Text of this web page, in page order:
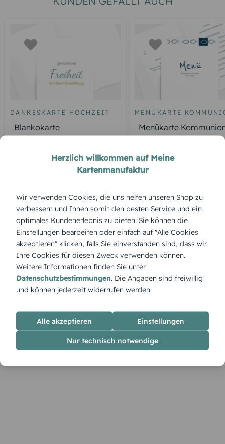
DANKESKARTE HOCHZEIT
Blankokarte
MENÜKARTE
Menükarte
Fische
Produktbeschreibung
Mit ihrem eleganten Schriftzug verleiht die Menükarte
„Script“ deiner Kommunionsfeier eine festliche Note. Im
Designer kannst du sie frei mit Texten, Fotos und Farben
gestalten, sodass sie perfekt zu deiner Tischdekoration
passt.
Herzlich willkommen auf Meine
Kartenmanufaktur
Wir verwenden Cookies, die uns helfen unseren Shop zu
verbessern und Ihnen somit den besten Service und ein
optimales Kundenerlebnis zu bieten. Sie können die
Einstellungen bearbeiten oder einfach auf "Alle Cookies
akzeptieren" klicken, falls Sie einverstanden sind, dass wir
Ihre Cookies für diesen Zweck verwenden können.
Weitere Informationen finden Sie unter
Datenschutzbestimmungen. Die Angaben sind freiwillig
und können jederzeit widerrufen werden.
Alle akzeptieren Einstellungen
Nur technisch notwendige